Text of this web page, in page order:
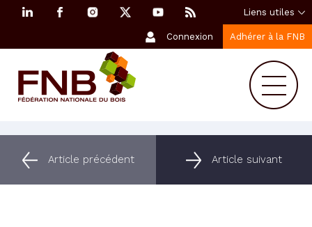
Liens utiles
Connexion Adhérer à la FNB
Article précédent Article suivant